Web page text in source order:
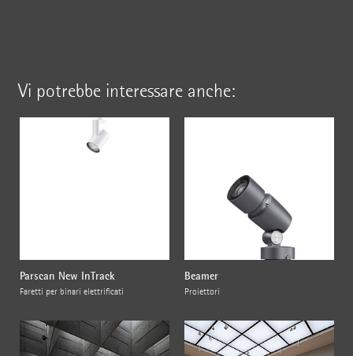
Vi potrebbe interessare anche:
Parscan New InTrack
Faretti per binari elettrificati
Beamer
Proiettori